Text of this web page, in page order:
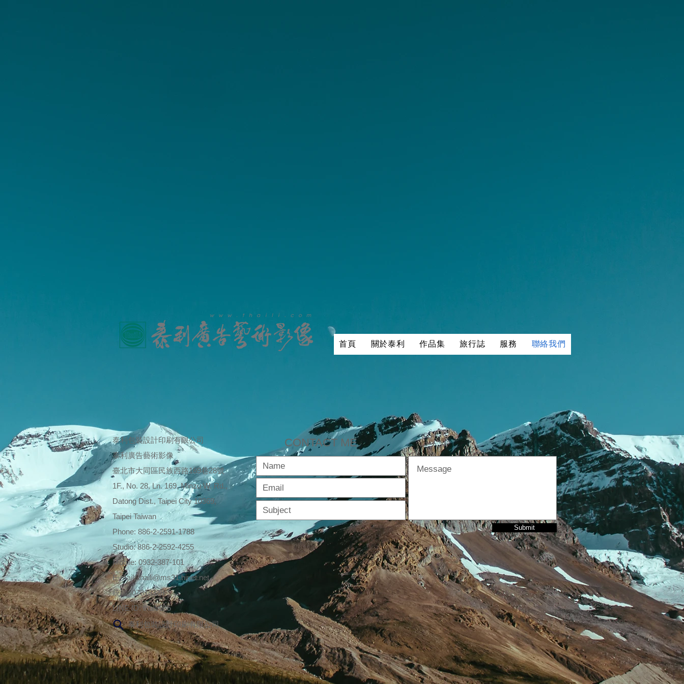
首頁 關於泰利 作品集 旅行誌 服務 聯絡我們
泰利包裝設計印刷有限公司
​泰利廣告藝術影像
臺北市大同區民族西路169巷28號
1F., No. 28, Ln. 169, Minzu W. Rd.,
Datong Dist., Taipei City 10369,
Taipei Taiwan
Phone: 886-2-2591-1788
Studio: 886-2-2592-4255
Mobile: 0932-387-101
E-mail:thaili@ms31.hinet.net
統編: 07318328
LINE ID: thai9685
泰利包裝設計印刷有限公司
CONTACT ME
Submit